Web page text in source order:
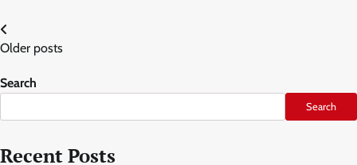
Posts
navigation
Older posts
Search
Search
Recent Posts